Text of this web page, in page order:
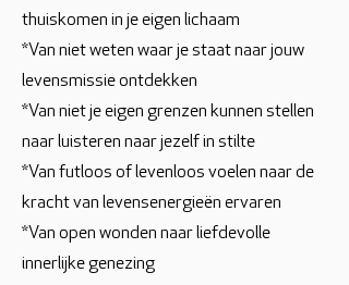
thuiskomen in je eigen lichaam
*Van niet weten waar je staat naar jouw
levensmissie ontdekken
*Van niet je eigen grenzen kunnen stellen
naar luisteren naar jezelf in stilte
*Van futloos of levenloos voelen naar de
kracht van levensenergieën ervaren
*Van open wonden naar liefdevolle
innerlijke genezing